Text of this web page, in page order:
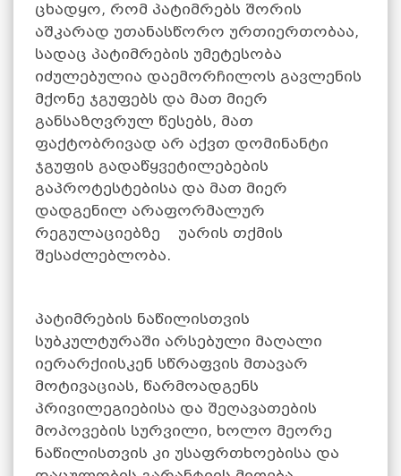
ცხადყო, რომ პატიმრებს შორის
აშკარად უთანასწორო ურთიერთობაა,
სადაც პატიმრების უმეტესობა
იძულებულია დაემორჩილოს გავლენის
მქონე ჯგუფებს და მათ მიერ
განსაზღვრულ წესებს, მათ
ფაქტობრივად არ აქვთ დომინანტი
ჯგუფის გადაწყვეტილებების
გაპროტესტებისა და მათ მიერ
დადგენილ არაფორმალურ
რეგულაციებზე უარის თქმის
შესაძლებლობა.
პატიმრების ნაწილისთვის
სუბკულტურაში არსებული მაღალი
იერარქიისკენ სწრაფვის მთავარ
მოტივაციას, წარმოადგენს
პრივილეგიებისა და შეღავათების
მოპოვების სურვილი, ხოლო მეორე
ნაწილისთვის კი უსაფრთხოებისა და